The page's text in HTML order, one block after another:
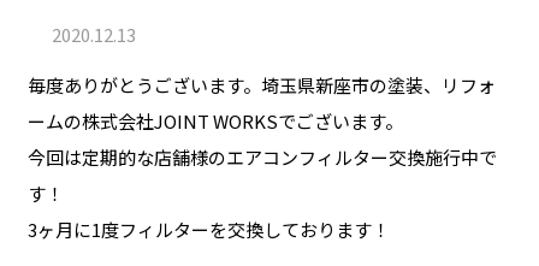
2020.12.13
毎度ありがとうございます。埼玉県新座市の塗装、リフォ
ームの株式会社JOINT WORKSでございます。
今回は定期的な店舗様のエアコンフィルター交換施行中で
す！
3ヶ月に1度フィルターを交換しております！